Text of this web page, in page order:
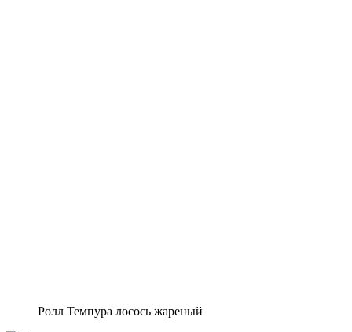
Ролл Темпура лосось жареный